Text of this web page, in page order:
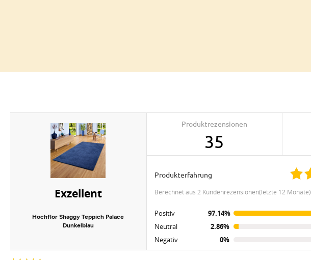
Exzellent
Hochflor Shaggy Teppich Palace
Dunkelblau
Produktrezensionen
35
Produkterfahrung
berechnet aus 2 Kundenrezensionen(letzte 12 Monate)
Positiv
97.14%
Neutral
2.86%
Negativ
0%